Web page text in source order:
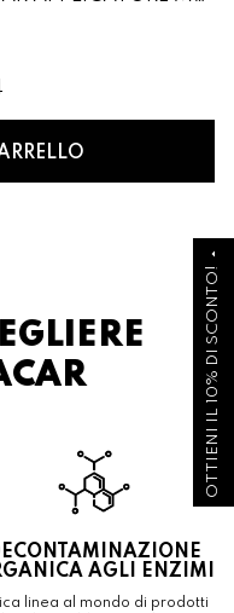
OTTIENI IL 10% DI SCONTO!
arrow_drop_up
AGLI ENZIMI
linea al mondo di prodotti